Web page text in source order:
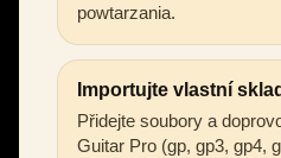
powtarzania.
Importujte vlastní
Přidejte soubory a
Guitar Pro (gp, gp3, gp4,